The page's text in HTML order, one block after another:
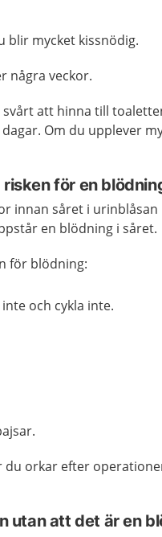
blir mycket kissnödig.
några veckor.
att hinna till
Om du upplever
för en
innan såret i
en blödning i såret.
för blödning:
och cykla inte.
orkar efter
utan att det är en